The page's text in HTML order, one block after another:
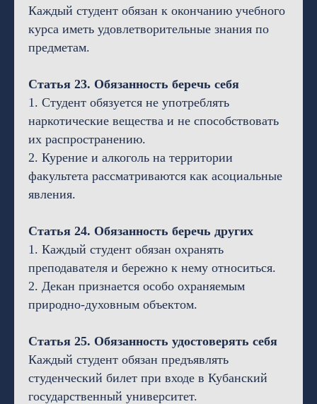
Каждый студент обязан к окончанию учебного
курса иметь удовлетворительные знания по
предметам.
Статья 23. Обязанность беречь себя
1. Студент обязуется не употреблять
наркотические вещества и не способствовать
их распространению.
2. Курение и алкоголь на территории
факультета рассматриваются как асоциальные
явления.
Статья 24. Обязанность беречь других
1. Каждый студент обязан охранять
преподавателя и бережно к нему относиться.
2. Декан признается особо охраняемым
природно-духовным объектом.
Статья 25. Обязанность удостоверять себя
Каждый студент обязан предъявлять
студенческий билет при входе в Кубанский
государственный университет.